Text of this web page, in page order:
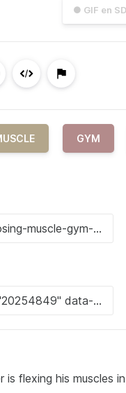
● GIF en SD
GYM
flexing his muscles